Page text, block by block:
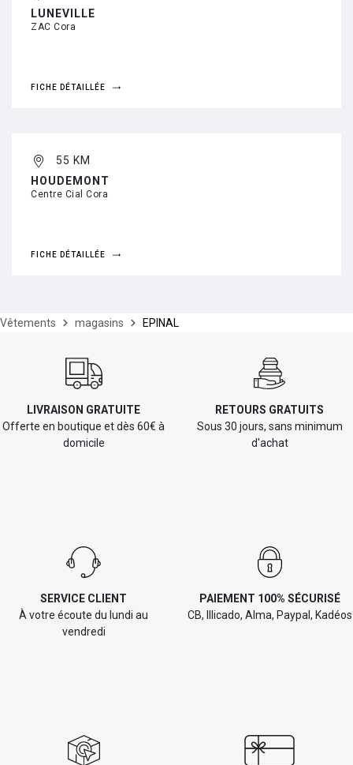
LUNEVILLE
ZAC Cora
FICHE DÉTAILLÉE
55 KM
HOUDEMONT
Centre Cial Cora
FICHE DÉTAILLÉE
Vêtements magasins EPINAL
LIVRAISON GRATUITE
Offerte en boutique et dès 60€ à
domicile
RETOURS GRATUITS
Sous 30 jours, sans minimum
d'achat
SERVICE CLIENT
À votre écoute du lundi au
vendredi
PAIEMENT 100% SÉCURISÉ
CB, Illicado, Alma, Paypal, Kadéos